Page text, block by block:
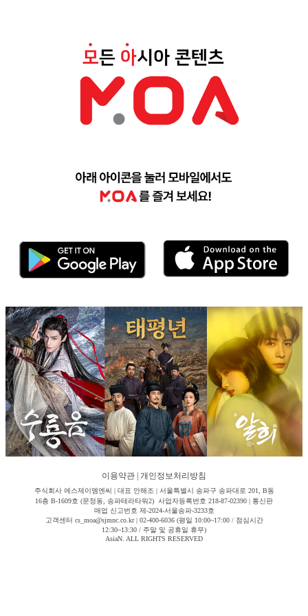
이용약관 개인정보처리방침
주식회사 에스제이엠엔씨 | 대표 안해조 | 서울특별시 송파구 송파대로 201, B동
16층 B-1609호 (문정동, 송파테라타워2) 사업자등록번호 218-87-02390 | 통신판
매업 신고번호 제-2024-서울송파-3233호
고객센터 cs_moa@sjmnc.co.kr | 02-400-6036 (평일 10:00~17:00 / 점심시간
12:30~13:30 / 주말 및 공휴일 휴무)
AsiaN. ALL RIGHTS RESERVED